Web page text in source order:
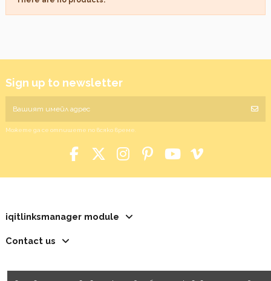
Sign up to newsletter
Можете да се отпишете по всяко време.
iqitlinksmanager module
Contact us